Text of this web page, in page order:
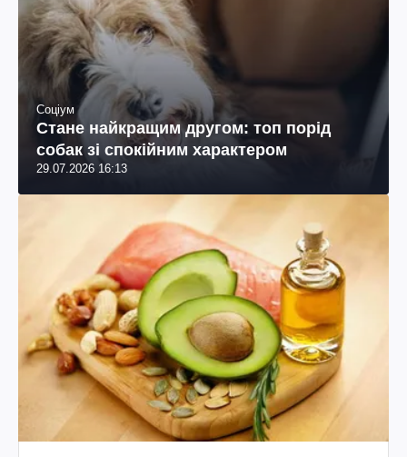
Соціум
Стане найкращим другом: топ порід
собак зі спокійним характером
29.07.2026 16:13